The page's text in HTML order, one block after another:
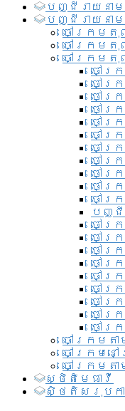
បញ្ជី​រាយ​នា
បញ្ជី​រាយ​នា
ចៅក្រមតុ
ចៅក្រមតុ
ចៅក្រមតុ
ចៅក្
ចៅក្
ចៅក្
ចៅក្
ចៅក្
ចៅក្
ចៅក្
ចៅក្
ចៅក្
ចៅក្
ចៅក្
បញ្ជី
ចៅក្
ចៅក្
ចៅក្
ចៅក្
ចៅក្
ចៅក្
ចៅក្
ចៅក្
ចៅក្
ចៅក្រមត
ចៅក្រមន
ចៅក្រមត
ស្ថិតិមេធាវី
សិ្ថតិសរុបកា